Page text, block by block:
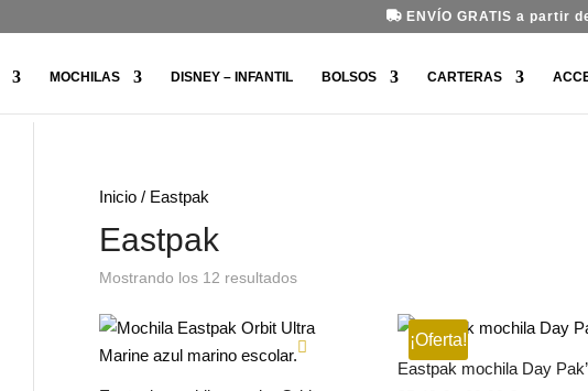
ENVÍO GRATIS a partir
MOCHILAS DISNEY – INFANTIL BOLSOS CARTERAS
Inicio/ Eastpak
Eastpak
Mostrando los 12 resultadosOrdenado
los
últimos
¡Oferta!
Eastpak mochila Day